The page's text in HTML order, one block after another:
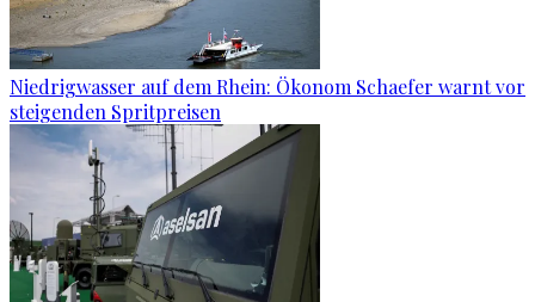
Niedrigwasser auf dem Rhein: Ökonom Schaefer warnt vor
steigenden Spritpreisen